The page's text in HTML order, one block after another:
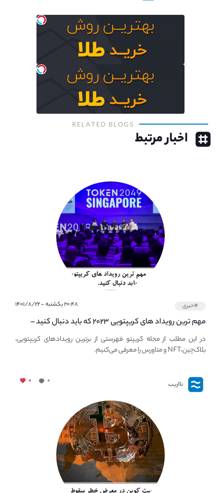
RELATED BLOGS
اخبار مرتبط
#خبری ۲۰:۴۸ یکشنبه - ۱۴۰۱/۸/۲۲
مهم ترین رویداد های کریپتویی ۲۰۲۳ که باید دنبال کنید –
معرفی بهترین رویداد های جهانی
در این مطلب از مجله کریپتو فهرستی از برترین رویدادهای کریپتویی،
بلاک‌چین،NFT و متاورس را معرفی می‌کنیم.
نااریب ۰ ۰